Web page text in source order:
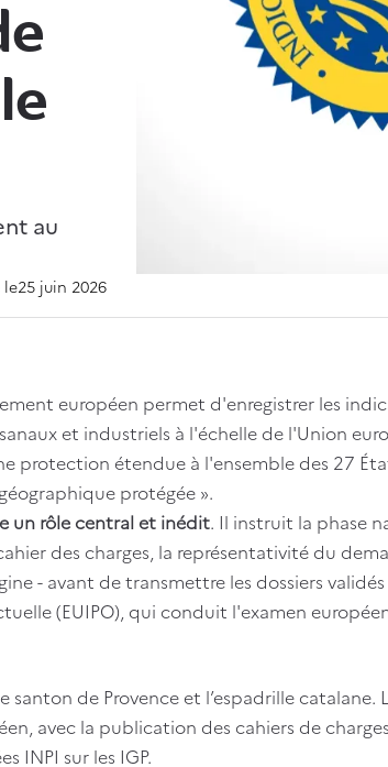
au
le25 juin 2026
européen permet d'enregistrer les
et industriels à l'échelle de l'Union
protection étendue à l'ensemble des 27
protégée ».
un rôle central et inédit. Il instruit la phase
des charges, la représentativité du
- avant de transmettre les dossiers
(EUIPO), qui conduit l'examen
santon de Provence et l’espadrille
avec la publication des cahiers de
INPI sur les IGP.